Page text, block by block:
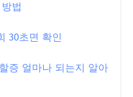
법
30초면 확인
증 얼마나 되는지 알아